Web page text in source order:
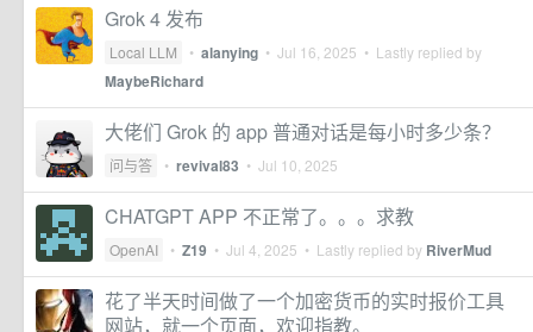
Grok 4 发布
Local LLM • alanying • Jul 16, 2025 • Lastly replied by
MaybeRichard
大佬们 Grok 的 app 普通对话是每小时多少条？
问与答 • revival83 • Jul 10, 2025
CHATGPT APP 不正常了。。。求教
OpenAI • Z19 • Jul 4, 2025 • Lastly replied by RiverMud
花了半天时间做了一个加密货币的实时报价工具
网站，就一个页面，欢迎指教。